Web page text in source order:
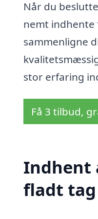
Når du
nemt indhente
sammenligne
stor erfaring
Få 3 tilbud,
Indhent
fladt tag